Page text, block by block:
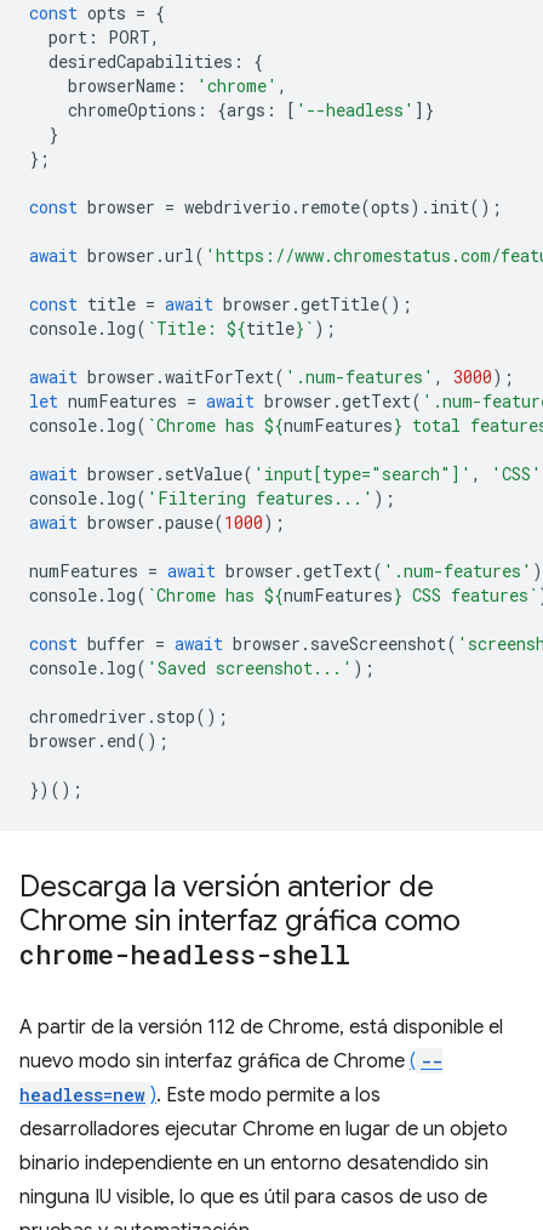
const opts = {
port : PORT,
desiredCapabilities :
{
browserName : 'chrome' ,
chromeOptions : {args : [ '--headless' ]}
}
};
const browser = webdriverio . remote(opts). init();
await browser .url( 'https://www.chromestatus.com/
const title = await browser .getTitle();
console. log( `Title: ${title} ` );
await browser .waitForText( '.num-features' , 3000);
let numFeatures = await browser .getText( '.num-
console. log( `Chrome has ${numFeatures} total
await browser . setValue( 'input[type="search"]' , 'CSS'
console. log( 'Filtering features...' );
await browser .pause(1000);
numFeatures = await browser .getText( '.num-features'
console. log( `Chrome has ${numFeatures} CSS features`
const buffer = await browser . saveScreenshot(
console. log( 'Saved screenshot...' );
chromedriver . stop();
browser . end();
})();
Descarga la versión anterior de
Chrome sin interfaz gráfica como
chrome-headless-shell
A partir de la versión 112 de Chrome, está disponible el
nuevo modo sin interfaz gráfica de Chrome ( --
headless=new ). Este modo permite a los
desarrolladores ejecutar Chrome en lugar de un objeto
binario independiente en un entorno desatendido sin
ninguna IU visible, lo que es útil para casos de uso de